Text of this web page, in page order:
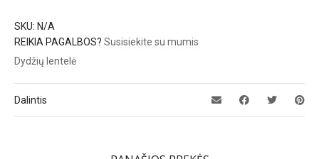
SKU: N/A
REIKIA PAGALBOS? Susisiekite su mumis
Dydžių lentelė
Dalintis